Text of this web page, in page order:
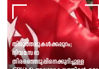
തിരുത്തലുകൾക്കപ്പുറം;
നിയമസഭാ
തിരഞ്ഞെടുപ്പിനെക്കുറിച്ചുള്ള